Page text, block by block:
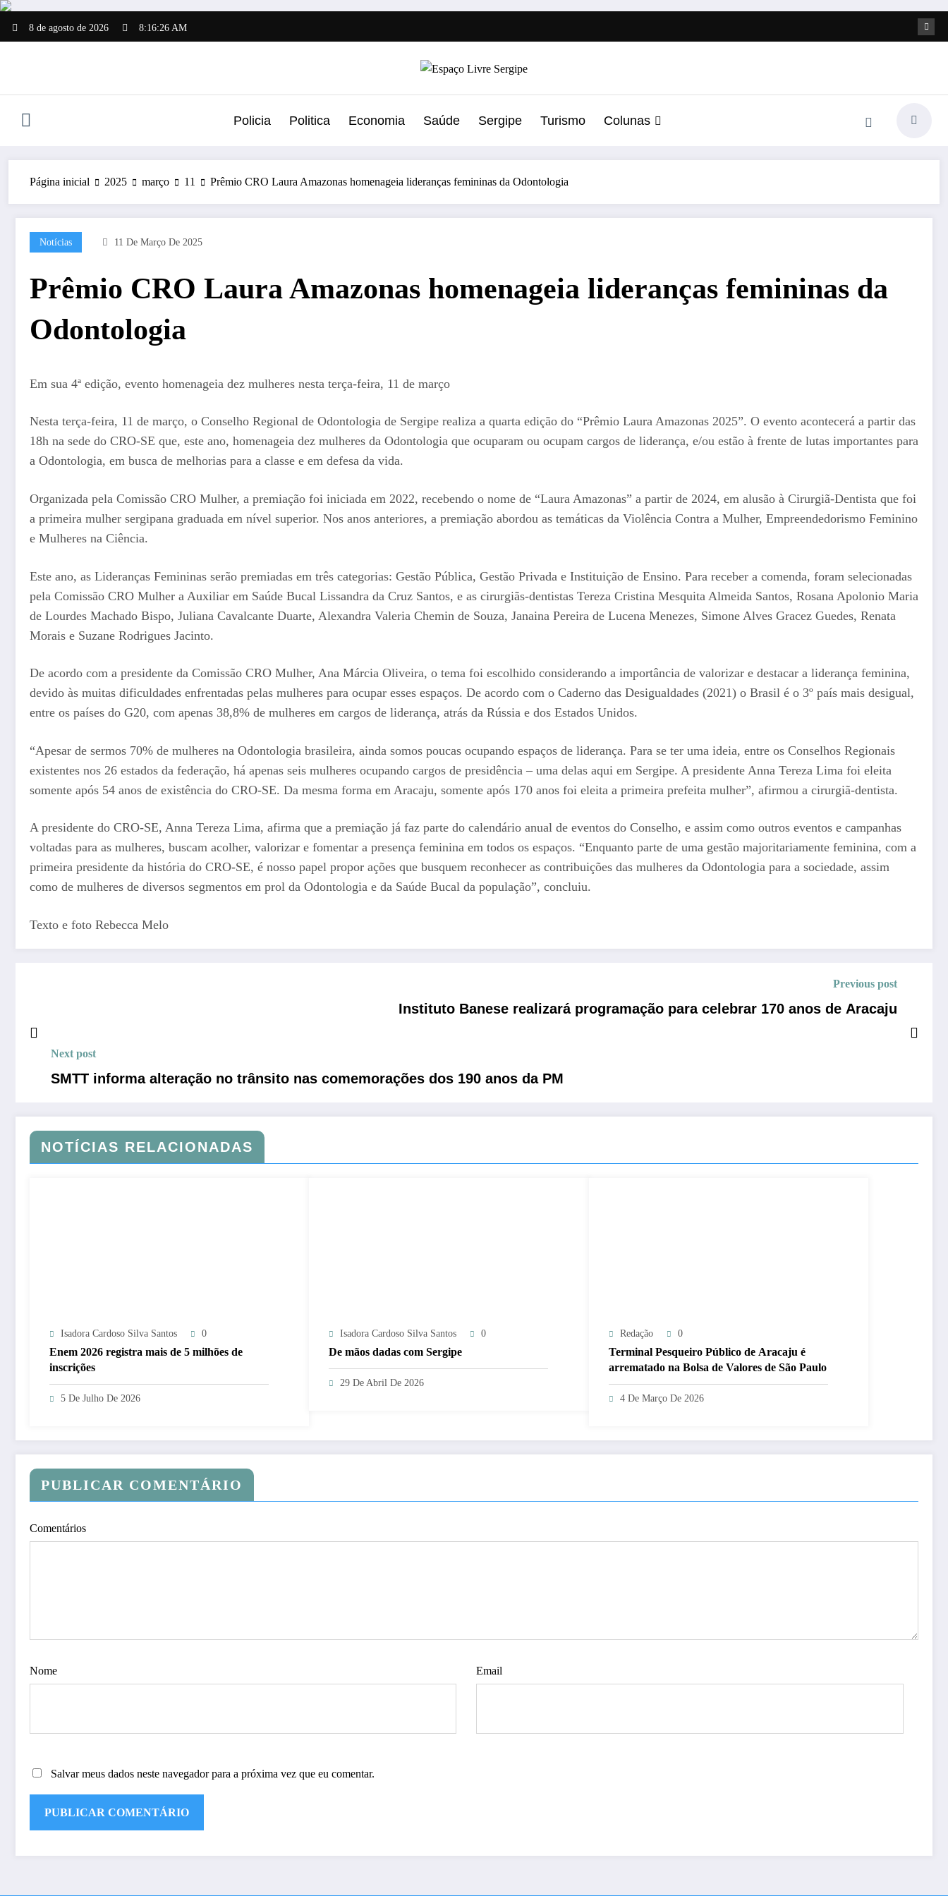
Pular
para
o
8 de agosto de 2026 8:16:27 AM
Policia Politica Economia Saúde Sergipe Turismo Colunas
Página inicial 2025 março 11 Prêmio CRO Laura Amazonas homenageia lideranças femininas da Odontologia
Notícias 11 De Março De 2025
Prêmio CRO Laura Amazonas homenageia lideranças femininas da
Odontologia
Em sua 4ª edição, evento homenageia dez mulheres nesta terça-feira, 11 de março
Nesta terça-feira, 11 de março, o Conselho Regional de Odontologia de Sergipe realiza a quarta edição do “Prêmio Laura Amazonas 2025”. O evento acontecerá a partir das
18h na sede do CRO-SE que, este ano, homenageia dez mulheres da Odontologia que ocuparam ou ocupam cargos de liderança, e/ou estão à frente de lutas importantes para
a Odontologia, em busca de melhorias para a classe e em defesa da vida.
Organizada pela Comissão CRO Mulher, a premiação foi iniciada em 2022, recebendo o nome de “Laura Amazonas” a partir de 2024, em alusão à Cirurgiã-Dentista que foi
a primeira mulher sergipana graduada em nível superior. Nos anos anteriores, a premiação abordou as temáticas da Violência Contra a Mulher, Empreendedorismo Feminino
e Mulheres na Ciência.
Este ano, as Lideranças Femininas serão premiadas em três categorias: Gestão Pública, Gestão Privada e Instituição de Ensino. Para receber a comenda, foram selecionadas
pela Comissão CRO Mulher a Auxiliar em Saúde Bucal Lissandra da Cruz Santos, e as cirurgiãs-dentistas Tereza Cristina Mesquita Almeida Santos, Rosana Apolonio Maria
de Lourdes Machado Bispo, Juliana Cavalcante Duarte, Alexandra Valeria Chemin de Souza, Janaina Pereira de Lucena Menezes, Simone Alves Gracez Guedes, Renata
Morais e Suzane Rodrigues Jacinto.
De acordo com a presidente da Comissão CRO Mulher, Ana Márcia Oliveira, o tema foi escolhido considerando a importância de valorizar e destacar a liderança feminina,
devido às muitas dificuldades enfrentadas pelas mulheres para ocupar esses espaços. De acordo com o Caderno das Desigualdades (2021) o Brasil é o 3º país mais desigual,
entre os países do G20, com apenas 38,8% de mulheres em cargos de liderança, atrás da Rússia e dos Estados Unidos.
“Apesar de sermos 70% de mulheres na Odontologia brasileira, ainda somos poucas ocupando espaços de liderança. Para se ter uma ideia, entre os Conselhos Regionais
existentes nos 26 estados da federação, há apenas seis mulheres ocupando cargos de presidência – uma delas aqui em Sergipe. A presidente Anna Tereza Lima foi eleita
somente após 54 anos de existência do CRO-SE. Da mesma forma em Aracaju, somente após 170 anos foi eleita a primeira prefeita mulher”, afirmou a cirurgiã-dentista.
A presidente do CRO-SE, Anna Tereza Lima, afirma que a premiação já faz parte do calendário anual de eventos do Conselho, e assim como outros eventos e campanhas
voltadas para as mulheres, buscam acolher, valorizar e fomentar a presença feminina em todos os espaços. “Enquanto parte de uma gestão majoritariamente feminina, com a
primeira presidente da história do CRO-SE, é nosso papel propor ações que busquem reconhecer as contribuições das mulheres da Odontologia para a sociedade, assim
como de mulheres de diversos segmentos em prol da Odontologia e da Saúde Bucal da população”, concluiu.
Texto e foto Rebecca Melo
Previous post
Instituto Banese realizará programação para celebrar 170 anos de Aracaju
Next post
SMTT informa alteração no trânsito nas comemorações dos 190 anos da PM
NOTÍCIAS RELACIONADAS
Isadora Cardoso Silva Santos 0
Enem 2026 registra mais de 5 milhões de
inscrições
5 De Julho De 2026
Isadora Cardoso Silva Santos 0
De mãos dadas com Sergipe
29 De Abril De 2026
Redação 0
Terminal Pesqueiro Público de Aracaju é
arrematado na Bolsa de Valores de São Paulo
4 De Março De 2026
PUBLICAR COMENTÁRIO
Comentários
Nome Email
Salvar meus dados neste navegador para a próxima vez que eu comentar.